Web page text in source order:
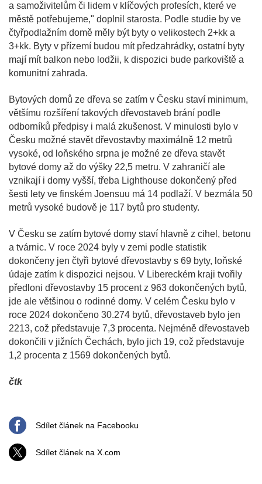
a samoživitelům či lidem v klíčových profesích, které ve
městě potřebujeme," doplnil starosta. Podle studie by ve
čtyřpodlažním domě měly být byty o velikostech 2+kk a
3+kk. Byty v přízemí budou mít předzahrádky, ostatní byty
mají mít balkon nebo lodžii, k dispozici bude parkoviště a
komunitní zahrada.
Bytových domů ze dřeva se zatím v Česku staví minimum,
většímu rozšíření takových dřevostaveb brání podle
odborníků předpisy i malá zkušenost. V minulosti bylo v
Česku možné stavět dřevostavby maximálně 12 metrů
vysoké, od loňského srpna je možné ze dřeva stavět
bytové domy až do výšky 22,5 metru. V zahraničí ale
vznikají i domy vyšší, třeba Lighthouse dokončený před
šesti lety ve finském Joensuu má 14 podlaží. V bezmála 50
metrů vysoké budově je 117 bytů pro studenty.
V Česku se zatím bytové domy staví hlavně z cihel, betonu
a tvárnic. V roce 2024 byly v zemi podle statistik
dokončeny jen čtyři bytové dřevostavby s 69 byty, loňské
údaje zatím k dispozici nejsou. V Libereckém kraji tvořily
předloni dřevostavby 15 procent z 963 dokončených bytů,
jde ale většinou o rodinné domy. V celém Česku bylo v
roce 2024 dokončeno 30.274 bytů, dřevostaveb bylo jen
2213, což představuje 7,3 procenta. Nejméně dřevostaveb
dokončili v jižních Čechách, bylo jich 19, což představuje
1,2 procenta z 1569 dokončených bytů.
čtk
Sdílet článek na Facebooku
Sdílet článek na X.com